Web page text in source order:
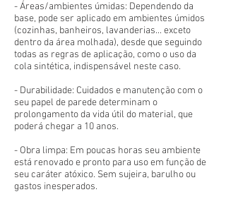
- Áreas/ambientes úmidas: Dependendo da
base, pode ser aplicado em ambientes úmidos
(cozinhas, banheiros, lavanderias... exceto
dentro da área molhada), desde que seguindo
todas as regras de aplicação, como o uso da
cola sintética, indispensável neste caso.
- Durabilidade: Cuidados e manutenção com o
seu papel de parede determinam o
prolongamento da vida útil do material, que
poderá chegar a 10 anos.
- Obra limpa: Em poucas horas seu ambiente
está renovado e pronto para uso em função de
seu caráter atóxico. Sem sujeira, barulho ou
gastos inesperados.